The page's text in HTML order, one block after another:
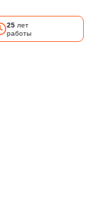
25лет
работы